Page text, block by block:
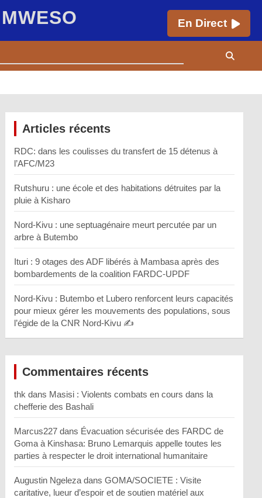
En Direct
Articles récents
RDC: dans les coulisses du transfert de 15 détenus à
l’AFC/M23
Rutshuru : une école et des habitations détruites par la
pluie à Kisharo
Nord-Kivu : une septuagénaire meurt percutée par un
arbre à Butembo
Ituri : 9 otages des ADF libérés à Mambasa après des
bombardements de la coalition FARDC-UPDF
Nord-Kivu : Butembo et Lubero renforcent leurs capacités
pour mieux gérer les mouvements des populations, sous
l’égide de la CNR Nord-Kivu ✍️
Commentaires récents
thk dans Masisi : Violents combats en cours dans la
chefferie des Bashali
Marcus227 dans Évacuation sécurisée des FARDC de
Goma à Kinshasa: Bruno Lemarquis appelle toutes les
parties à respecter le droit international humanitaire
Augustin Ngeleza dansGOMA/SOCIETE : Visite
caritative, lueur d’espoir et de soutien matériel aux